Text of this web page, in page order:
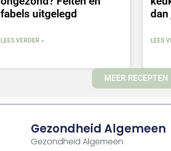
fabels uitgelegd
LEES VERDER »
dan
LEES
MEER RECEPTEN
Gezondheid Algemeen
Gezondheid Algemeen